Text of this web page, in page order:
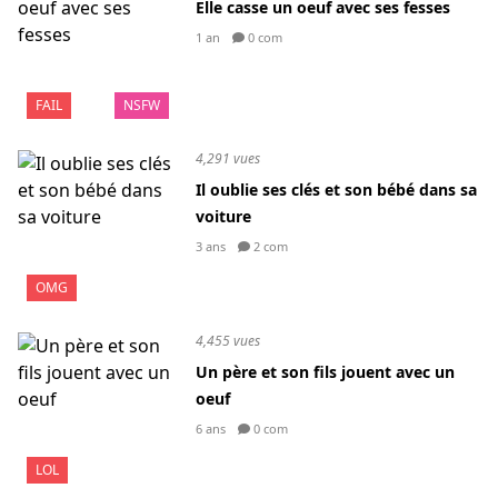
FAIL NSFW
Elle casse un oeuf avec ses fesses
1 an 0 com
OMG
4,291 vues
Il oublie ses clés et son bébé dans sa
voiture
3 ans 2 com
LOL
4,455 vues
Un père et son fils jouent avec un
oeuf
6 ans 0 com